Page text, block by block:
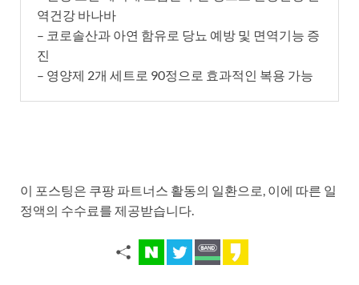
역건강 바나바
– 코로솔산과 아연 함유로 당뇨 예방 및 면역기능 증
진
– 영양제 2개 세트로 90정으로 효과적인 복용 가능
이 포스팅은 쿠팡 파트너스 활동의 일환으로, 이에 따른 일
정액의 수수료를 제공받습니다.